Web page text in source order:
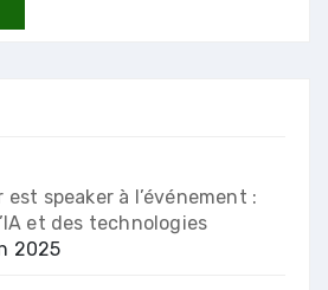
est speaker à l’événement :
et des technologies
2025